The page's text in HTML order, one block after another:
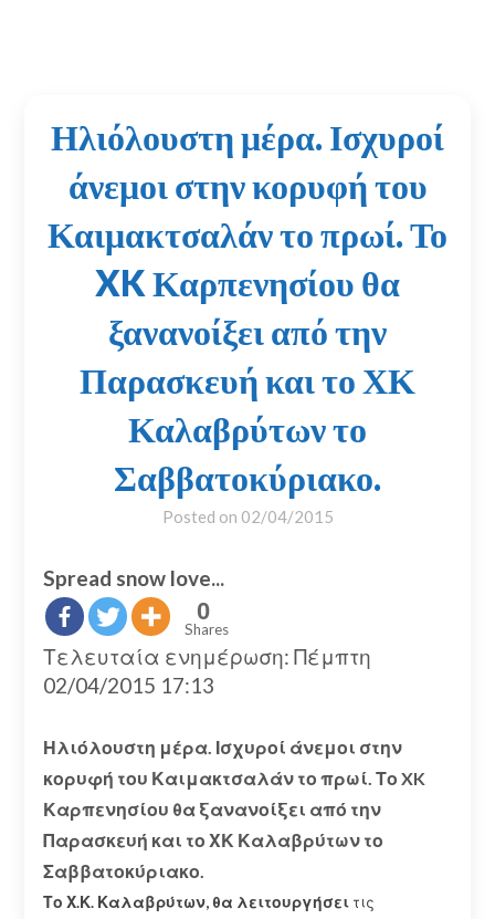
Ηλιόλουστη μέρα. Ισχυροί
άνεμοι στην κορυφή του
Καιμακτσαλάν το πρωί. Το
XK Καρπενησίου θα
ξανανοίξει από την
Παρασκευή και το ΧΚ
Καλαβρύτων το
Σαββατοκύριακο.
Posted on 02/04/2015
Spread snow love...
0
Shares
Τελευταία ενημέρωση: Πέμπτη
02/04/2015 17:13
Ηλιόλουστη μέρα. Ισχυροί άνεμοι στην
κορυφή του Καιμακτσαλάν το πρωί. Το XK
Καρπενησίου θα ξανανοίξει από την
Παρασκευή και το ΧΚ Καλαβρύτων το
Σαββατοκύριακο.
Το Χ.Κ. Καλαβρύτων, θα λειτουργήσειτις